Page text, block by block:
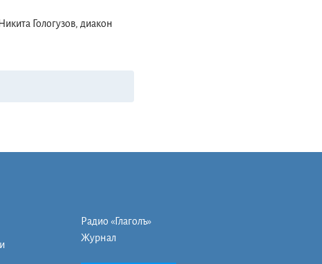
Гологузов, диакон
Радио «Глаголъ»
Журнал